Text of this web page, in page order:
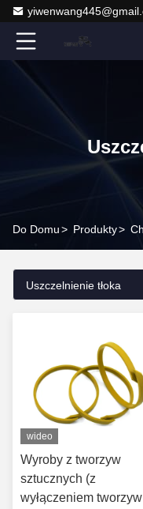
Do Domu> Produkty>
Uszczelnienie tłoka
wideo
Wyroby z tworzyw
sztucznych (z
wyłączeniem tworzyw